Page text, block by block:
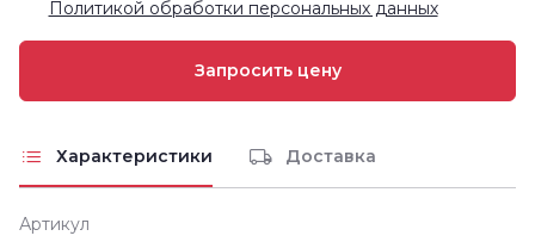
Политикой обработки персональных данных
Характеристики Доставка
Артикул